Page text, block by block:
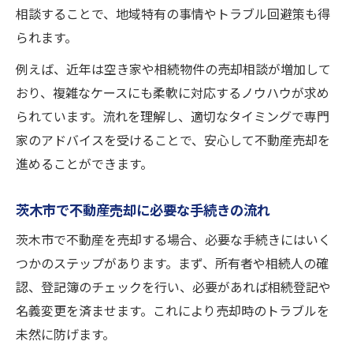
相談することで、地域特有の事情やトラブル回避策も得
られます。
例えば、近年は空き家や相続物件の売却相談が増加して
おり、複雑なケースにも柔軟に対応するノウハウが求め
られています。流れを理解し、適切なタイミングで専門
家のアドバイスを受けることで、安心して不動産売却を
進めることができます。
茨木市で不動産売却に必要な手続きの流れ
茨木市で不動産を売却する場合、必要な手続きにはいく
つかのステップがあります。まず、所有者や相続人の確
認、登記簿のチェックを行い、必要があれば相続登記や
名義変更を済ませます。これにより売却時のトラブルを
未然に防げます。